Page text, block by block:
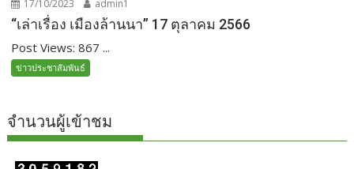
17/10/2023 admin1
“เล่าเรื่อง เมืองล้านนา” 17 ตุลาคม 2566
Post Views: 867 ...
ข่าวประชาสัมพันธ์
จำนวนผู้เข้าชม